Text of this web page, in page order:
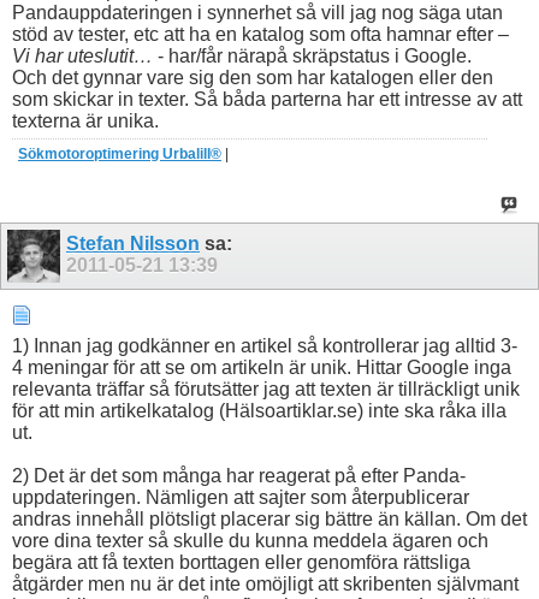
Pandauppdateringen i synnerhet så vill jag nog säga utan
stöd av tester, etc att ha en katalog som ofta hamnar efter –
Vi har uteslutit… - har/får närapå skräpstatus i Google.
Och det gynnar vare sig den som har katalogen eller den
som skickar in texter. Så båda parterna har ett intresse av att
texterna är unika.
Sökmotoroptimering Urbalill® |
Stefan Nilsson sa:
2011-05-21 13:39
1) Innan jag godkänner en artikel så kontrollerar jag alltid 3-
4 meningar för att se om artikeln är unik. Hittar Google inga
relevanta träffar så förutsätter jag att texten är tillräckligt unik
för att min artikelkatalog (Hälsoartiklar.se) inte ska råka illa
ut.
2) Det är det som många har reagerat på efter Panda-
uppdateringen. Nämligen att sajter som återpublicerar
andras innehåll plötsligt placerar sig bättre än källan. Om det
vore dina texter så skulle du kunna meddela ägaren och
begära att få texten borttagen eller genomföra rättsliga
åtgärder men nu är det inte omöjligt att skribenten självmant